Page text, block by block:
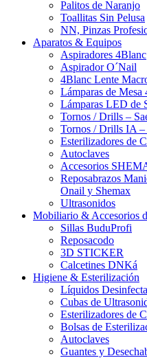
Palitos de Naranjo
Toallitas Sin Pelusa
NN, Pinzas
Aparatos & Equipos
Aspiradores 4Blanc
Aspirador O´Nail
4Blanc Lente
Lámparas de Mesa
Lámparas LED de
Tornos / Drills –
Tornos / Drills IA
Esterilizadores de
Autoclaves
Accesorios
Reposabrazos
Onail y Shemax
Ultrasonidos
Mobiliario & Accesorios
Sillas BuduProfi
Reposacodo
3D STICKER
Calcetines DNKá
Higiene & Esterilización
Líquidos
Cubas de
Esterilizadores de
Bolsas de
Autoclaves
Guantes y